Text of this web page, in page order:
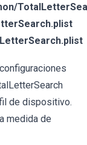
de dispositivo.
medida de